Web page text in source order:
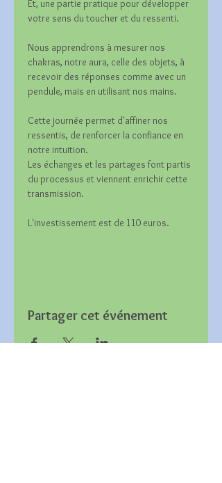
Et, une partie pratique pour développer
votre sens du toucher et du ressenti.
Nous apprendrons à mesurer nos
chakras, notre aura, celle des objets, à
recevoir des réponses comme avec un
pendule, mais en utilisant nos mains.
Cette journée permet d'affiner nos
ressentis, de renforcer la confiance en
notre intuition.
Les échanges et les partages font partis
du processus et viennent enrichir cette
transmission.
L'investissement est de 110 euros.
Partager cet événement